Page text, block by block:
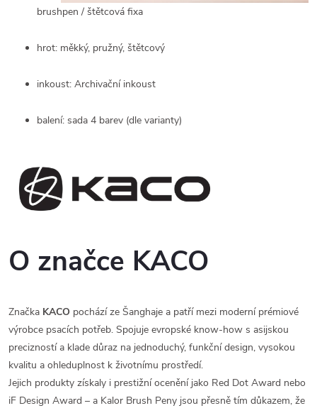
brushpen / štětcová fixa
hrot: měkký, pružný, štětcový
inkoust: Archivační inkoust
balení: sada 4 barev (dle varianty)
O značce KACO
Značka KACO pochází ze Šanghaje a patří mezi moderní prémiové
výrobce psacích potřeb. Spojuje evropské know-how s asijskou
precizností a klade důraz na jednoduchý, funkční design, vysokou
kvalitu a ohleduplnost k životnímu prostředí.
Jejich produkty získaly i prestižní ocenění jako Red Dot Award nebo
iF Design Award – a Kalor Brush Peny jsou přesně tím důkazem, že